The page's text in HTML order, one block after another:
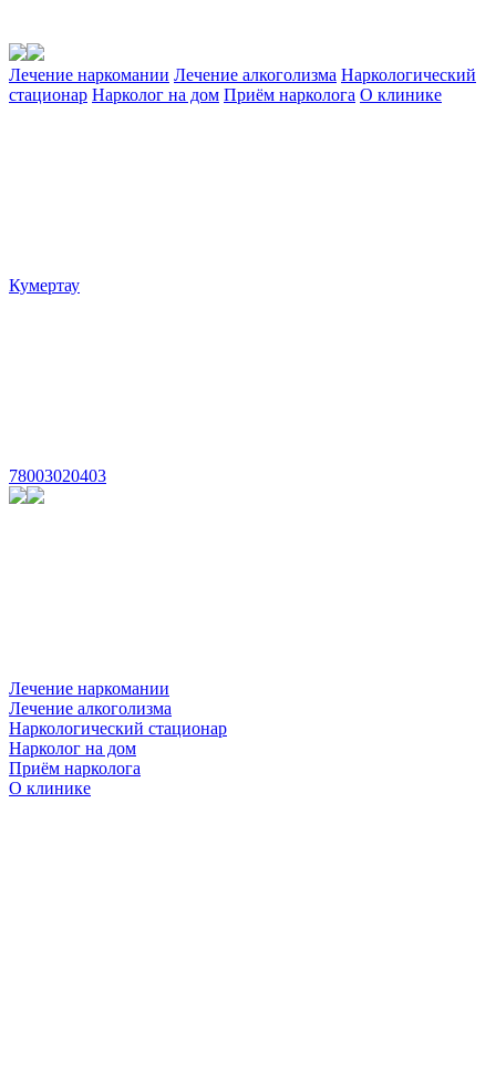
Лечение наркомании Лечение алкоголизма Наркологический
стационар Нарколог на дом Приём нарколога О клинике
Кумертау
78003020403
Лечение наркомании
Лечение алкоголизма
Наркологический стационар
Нарколог на дом
Приём нарколога
О клинике